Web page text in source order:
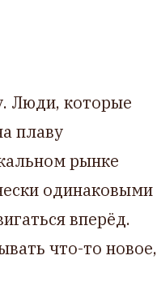
Люди, которые
плаву
рынке
одинаковыми
вперёд.
что-то новое,